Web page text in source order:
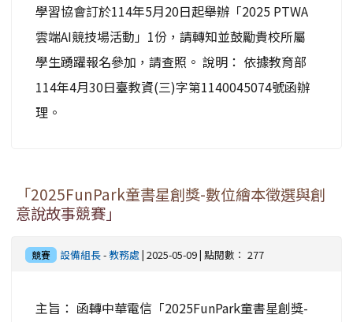
學習協會訂於114年5月20日起舉辦「2025 PTWA
雲端AI競技場活動」1份，請轉知並鼓勵貴校所屬
學生踴躍報名參加，請查照。 說明： 依據教育部
114年4月30日臺教資(三)字第1140045074號函辦
理。
「2025FunPark童書星創獎-數位繪本徵選與創
意說故事競賽」
競賽 設備組長-教務處 | 2025-05-09 | 點閱數： 277
主旨： 函轉中華電信「2025FunPark童書星創獎-